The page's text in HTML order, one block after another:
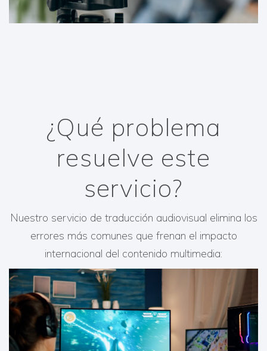
¿Qué problema
resuelve este
servicio?
Nuestro servicio de traducción audiovisual elimina los
errores más comunes que frenan el impacto
internacional del contenido multimedia: